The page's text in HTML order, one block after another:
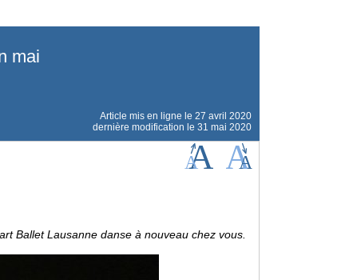
mai
Article mis en ligne le 27 avril 2020
dernière modification le 31 mai 2020
Ballet Lausanne danse à nouveau chez vous.